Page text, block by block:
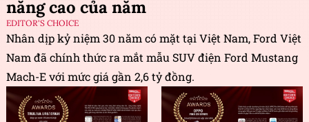
năng cao của năm
EDITOR'S CHOICE
Nhân dịp kỷ niệm 30 năm có mặt tại Việt Nam, Ford Việt
Nam đã chính thức ra mắt mẫu SUV điện Ford Mustang
Mach-E với mức giá gần 2,6 tỷ đồng.